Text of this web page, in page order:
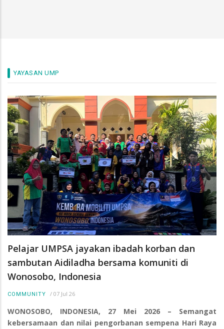
YAYASAN UMP
Pelajar UMPSA jayakan ibadah korban dan
sambutan Aidiladha bersama komuniti di
Wonosobo, Indonesia
COMMUNITY / 07 Jul 26
WONOSOBO, INDONESIA, 27 Mei 2026 – Semangat
kebersamaan dan nilai pengorbanan sempena Hari Raya